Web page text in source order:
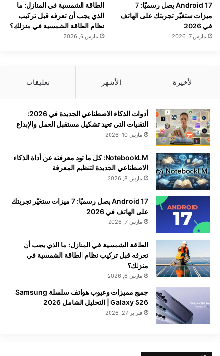
Android 17 يصل رسميًا: 7
ميزات ستغيّر تجربتك على الهاتف
في 2026
مارس 7, 2026
الطاقة الشمسية في المنازل: ما
الذي يجب أن تعرفه قبل تركيب
نظام الطاقة الشمسية في منزلك؟
مارس 6, 2026
الأخيرة الأشهر تعليقات
أدوات الذكاء الاصطناعي الجديدة في 2026:
التقنيات التي تعيد تشكيل مستقبل العمل والإبداع
مارس 10, 2026
NotebookLM: كل ما تود معرفته عن أداة الذكاء
الاصطناعي الجديدة لتنظيم المعرفة
مارس 8, 2026
Android 17 يصل رسميًا: 7 ميزات ستغيّر تجربتك
على الهاتف في 2026
مارس 7, 2026
الطاقة الشمسية في المنازل: ما الذي يجب أن
تعرفه قبل تركيب نظام الطاقة الشمسية في
منزلك؟
مارس 6, 2026
جميع مميزات وعيوب هواتف سلسلة Samsung
Galaxy S26 | التحليل الشامل 2026
فبراير 27, 2026